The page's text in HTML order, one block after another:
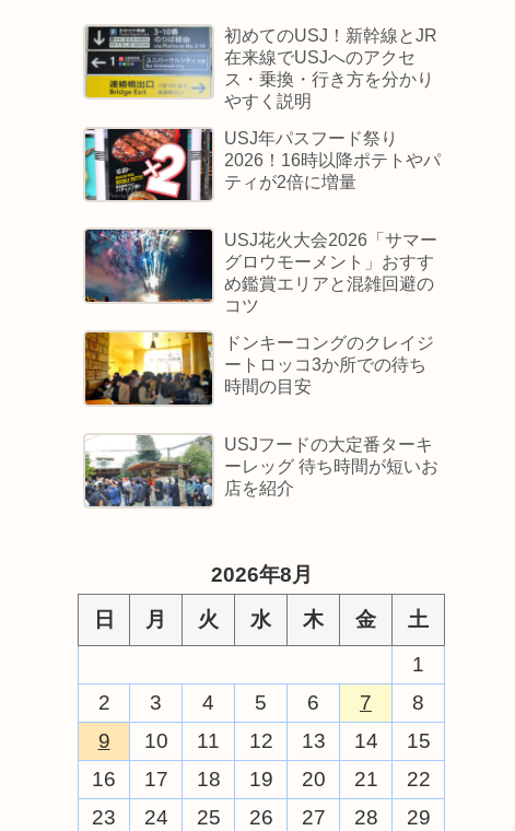
初めてのUSJ！新幹線とJR
在来線でUSJへのアクセ
ス・乗換・行き方を分かり
やすく説明
USJ年パスフード祭り
2026！16時以降ポテトやパ
ティが2倍に増量
USJ花火大会2026「サマー
グロウモーメント」おすす
め鑑賞エリアと混雑回避の
コツ
ドンキーコングのクレイジ
ートロッコ3か所での待ち
時間の目安
USJフードの大定番ターキ
ーレッグ 待ち時間が短いお
店を紹介
2026年8月
日
月 火 水 木 金
土
1
2
3 4 5 6 7
8
9
10 11 12 13 14
15
16
17 18 19 20 21
22
23
24 25 26 27 28
29